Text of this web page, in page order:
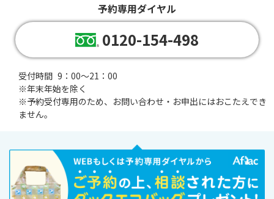
予約専用ダイヤル
0120-154-498
受付時間 9：00～21：00
※年末年始を除く
※予約受付専用のため、お問い合わせ・お申出にはおこたえでき
ません。